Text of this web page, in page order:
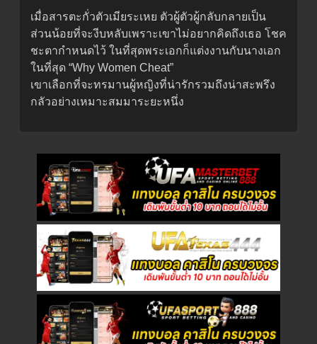
เมื่อสารตะกั่วตัวเมียระเหย ตัวผู้ตัวผู้กลับกลายเป็น
ส่วนน้อยที่จะงีบหลับเพราะเขาไม่อยากคิดถึงเธอ โชค
ชะตากำหนดไว้ ในที่สุดพระเอกก็แต่งงานกับนางเอก
ในที่สุด “Why Women Cheat”
เขาเลือกที่จะทรมานผู้หญิงที่น่ารักรวมถึงน่าสะพรึง
กลัวอย่างเหมาะสมมาระยะหนึ่ง